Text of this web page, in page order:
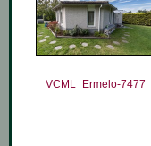
VCML_Ermelo-7477